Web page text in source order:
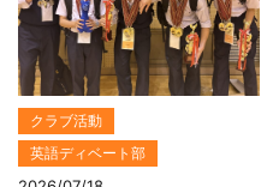
クラブ活動
英語ディベート部